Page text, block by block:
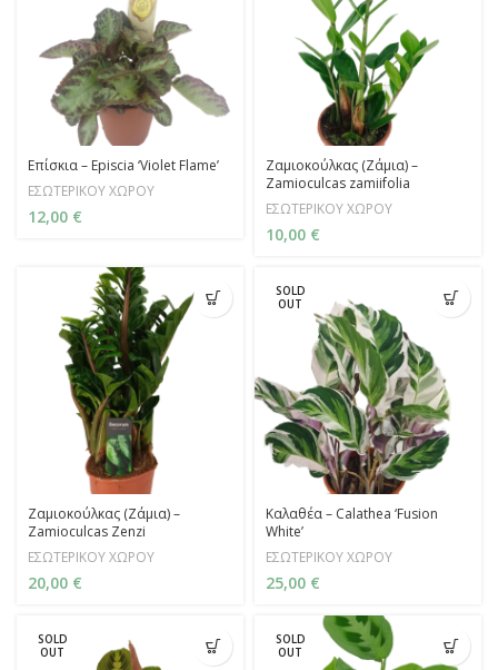
Επίσκια – Episcia ‘Violet Flame’
ΕΣΩΤΕΡΙΚΟΥ ΧΩΡΟΥ
12,00 €
Ζαμιοκούλκας (Ζάμια) –
Zamioculcas zamiifolia
ΕΣΩΤΕΡΙΚΟΥ ΧΩΡΟΥ
10,00 €
Ζαμιοκούλκας (Ζάμια) –
Zamioculcas Zenzi
ΕΣΩΤΕΡΙΚΟΥ ΧΩΡΟΥ
20,00 €
SOLD
OUT
Καλαθέα – Calathea ‘Fusion
White’
ΕΣΩΤΕΡΙΚΟΥ ΧΩΡΟΥ
25,00 €
SOLD
OUT
SOLD
OUT